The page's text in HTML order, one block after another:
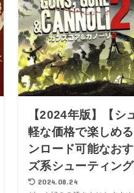
【2024年版】【シ
軽な価格で楽しめ
ンロード可能なお
ズ系シューティン
2024.08.24